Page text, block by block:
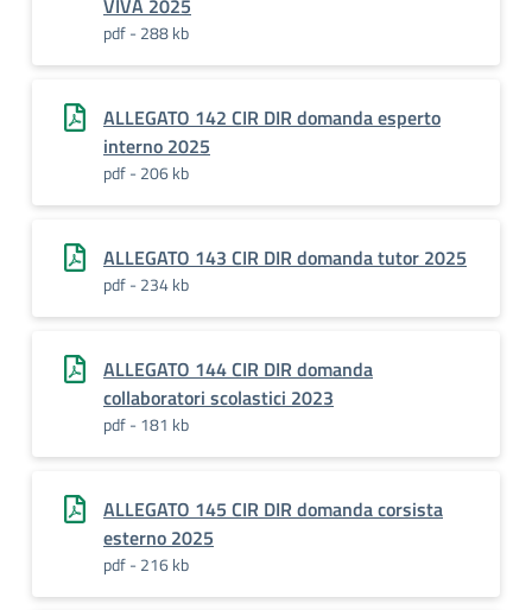
VIVA 2025
pdf - 288 kb
ALLEGATO 142 CIR DIR domanda esperto
interno 2025
pdf - 206 kb
ALLEGATO 143 CIR DIR domanda tutor 2025
pdf - 234 kb
ALLEGATO 144 CIR DIR domanda
collaboratori scolastici 2023
pdf - 181 kb
ALLEGATO 145 CIR DIR domanda corsista
esterno 2025
pdf - 216 kb